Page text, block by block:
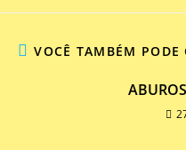
VOCÊ TAMBÉM PODE